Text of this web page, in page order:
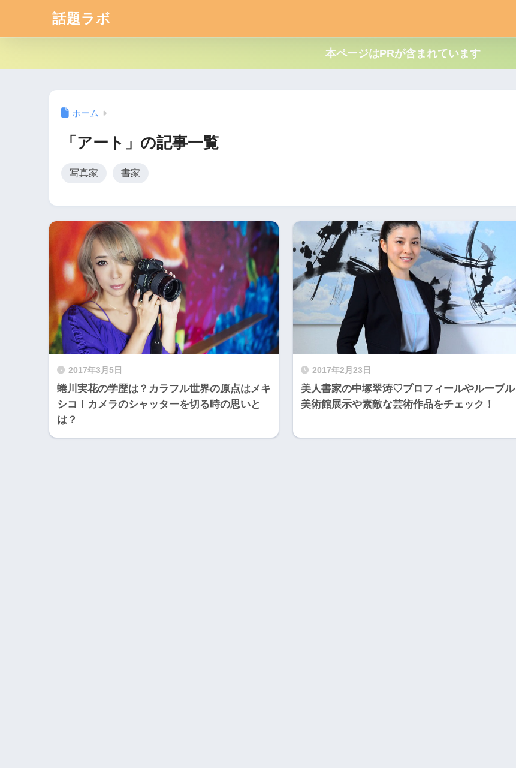
話題ラボ
本ページはPRが含まれています
ホーム
「アート」の記事一覧
写真家 書家
2017年3月5日
蜷川実花の学歴は？カラフル世界の原点はメキ
シコ！カメラのシャッターを切る時の思いと
は？
2017年2月23日
美人書家の中塚翠涛♡プロフィールやルーブル
美術館展示や素敵な芸術作品をチェック！